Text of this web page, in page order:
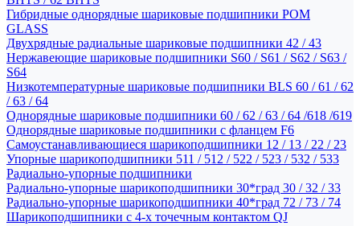
Гибридные однорядные шариковые подшипники POM
GLASS
Двухрядные радиальные шариковые подшипники 42 / 43
Нержавеющие шариковые подшипники S60 / S61 / S62 / S63 /
S64
Низкотемпературные шариковые подшипники BLS 60 / 61 / 62
/ 63 / 64
Однорядные шариковые подшипники 60 / 62 / 63 / 64 /618 /619
Однорядные шариковые подшипники с фланцем F6
Самоустанавливающиеся шарикоподшипники 12 / 13 / 22 / 23
Упорные шарикоподшипники 511 / 512 / 522 / 523 / 532 / 533
Радиально-упорные подшипники
Радиально-упорные шарикоподшипники 30*град 30 / 32 / 33
Радиально-упорные шарикоподшипники 40*град 72 / 73 / 74
Шарикоподшипники с 4-х точечным контактом QJ